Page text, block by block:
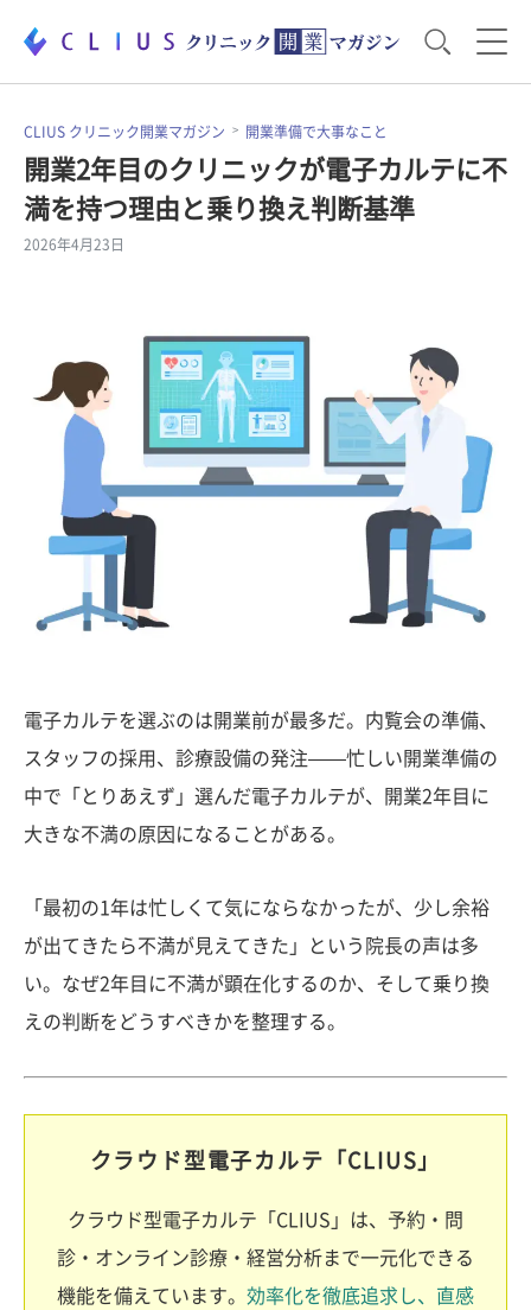
お役立ち資料 運営・経営のポイント
開業医のリアル 開業準備で大事なこと
集患のコツ セミナー
CLIUS クリニック開業マガジン 開業準備で大事なこと
開業2年目のクリニックが電子カルテに不
満を持つ理由と乗り換え判断基準
2026年4月23日
電子カルテを選ぶのは開業前が最多だ。内覧会の準備、
スタッフの採用、診療設備の発注——忙しい開業準備の
中で「とりあえず」選んだ電子カルテが、開業2年目に
大きな不満の原因になることがある。
「最初の1年は忙しくて気にならなかったが、少し余裕
が出てきたら不満が見えてきた」という院長の声は多
い。なぜ2年目に不満が顕在化するのか、そして乗り換
えの判断をどうすべきかを整理する。
クラウド型電子カルテ「CLIUS」
クラウド型電子カルテ「CLIUS」は、予約・問
診・オンライン診療・経営分析まで一元化できる
機能を備えています。 効率化を徹底追求し、直感